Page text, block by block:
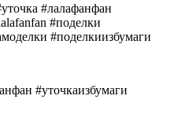
#лалафанфан
#поделки
#поделкиизбумаги
#уточкаизбумаги